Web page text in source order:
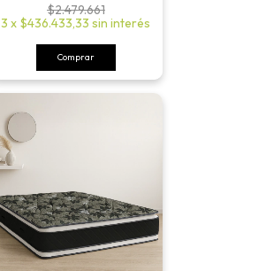
$2.479.661
3 x $436.433,33 sin interés
Comprar